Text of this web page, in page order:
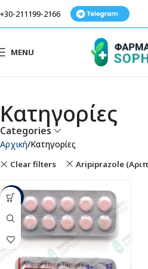
+30-211199-2166
MENU
Κατηγορίες
Categories
Αρχική Κατηγορίες
Clear filters Aripiprazole
-59%